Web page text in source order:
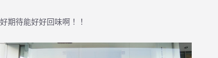
好期待能好好回味啊！！